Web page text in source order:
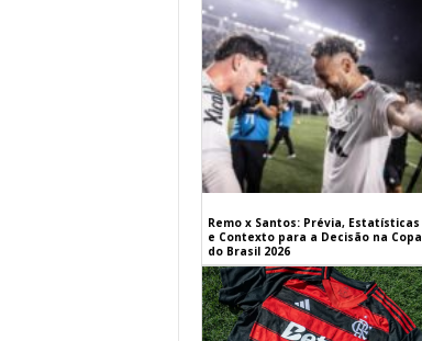
Remo x Santos: Prévia, Estatísticas
e Contexto para a Decisão na Copa
do Brasil 2026